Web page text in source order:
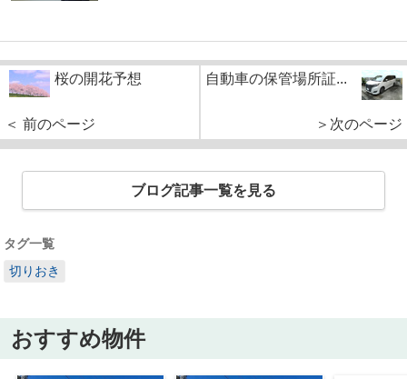
桜の開花予想
＜ 前のページ
自動車の保管場所証...
＞次のページ
ブログ記事一覧を見る
タグ一覧
切りおき
おすすめ物件